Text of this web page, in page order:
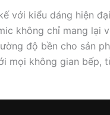
với kiểu dáng hiện
không chỉ mang lại
độ bền cho sản
mọi không gian bếp,